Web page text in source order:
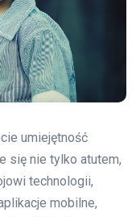
umiejętność
się nie tylko atutem,
technologii,
mobilne,